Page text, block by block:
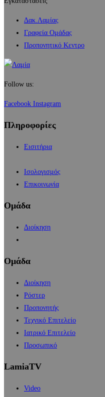
Δακ.Λαμίας
Γραφεία Ομάδας
Προπονητικό Κεντρο
Follow us:
Facebook Instagram
Πληροφορίες
Εισιτήρια
Ισολογισμός
Επικοινωνία
Ομάδα
Διοίκηση
Ομάδα
Διοίκηση
Ρόστερ
Προπονητής
Τεχνικό Επιτελείο
Ιατρικό Επιτελείο
Προσωπικό
LamiaTV
Video